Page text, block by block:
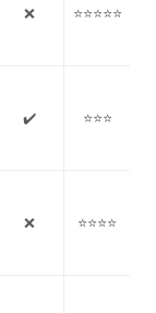
❌ ⭐⭐⭐⭐⭐
✔️ ⭐⭐⭐
❌ ⭐⭐⭐⭐